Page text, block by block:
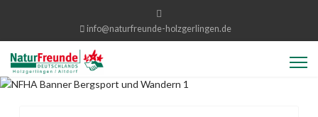
info@naturfreunde-holzgerlingen.de